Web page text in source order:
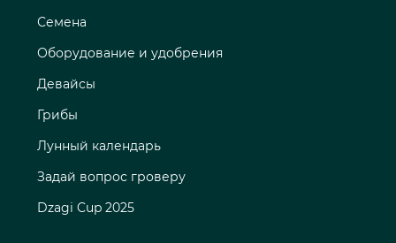
Семена
Оборудование и удобрения
Девайсы
Грибы
Лунный календарь
Задай вопрос гроверу
Dzagi Cup 2025